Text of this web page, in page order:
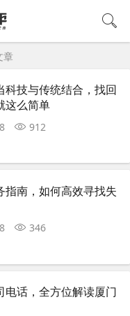
章
科技与传统结合，找回
这么简单
912
指南，如何高效寻找失
346
电话，全方位解读厦门